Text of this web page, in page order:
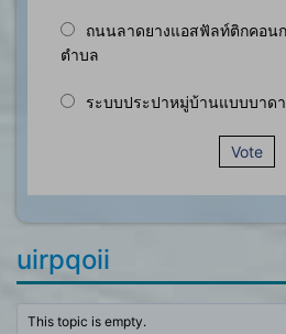
ถนนลาดยางแอสฟัลท์ติกคอน
ตำบล
ระบบประปาหมู่บ้านแบบบาด
Vote
uirpqoii
This topic is empty.